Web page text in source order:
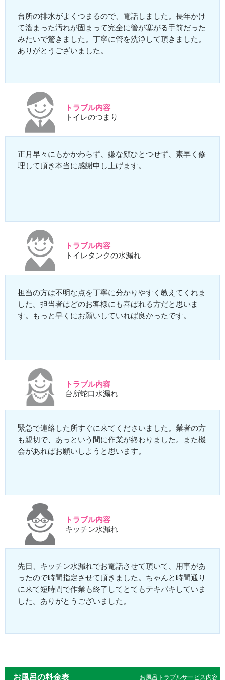
台所の排水がよくつまるので、電話しました。長年かけ
て溜まった汚れが固まって完全に管が塞がる手前だった
みたいで驚きました。丁寧に管を洗浄して頂きました。
ありがとうございました。
トラブル内容
トイレのつまり
正月早々にもかかわらず、嫌な顔ひとつせず、素早く修
理して頂き本当に感謝申し上げます。
トラブル内容
トイレタンクの水漏れ
担当の方は不明な点を丁寧に分かりやすく教えてくれま
した。担当者はどのお客様にも喜ばれる方だと思いま
す。もっと早くにお願いしていれば良かったです。
トラブル内容
台所蛇口水漏れ
緊急で連絡した所すぐに来てくださいました。業者の方
も親切で、あっという間に作業が終わりました。また機
会があればお願いしようと思います。
トラブル内容
キッチン水漏れ
先日、キッチン水漏れでお電話させて頂いて、用事があ
ったので時間指定させて頂きました。ちゃんと時間通り
に来て短時間で作業も終了してとてもテキパキしていま
した。ありがとうございました。
お風呂の料金表 お風呂トラブルサービス内容